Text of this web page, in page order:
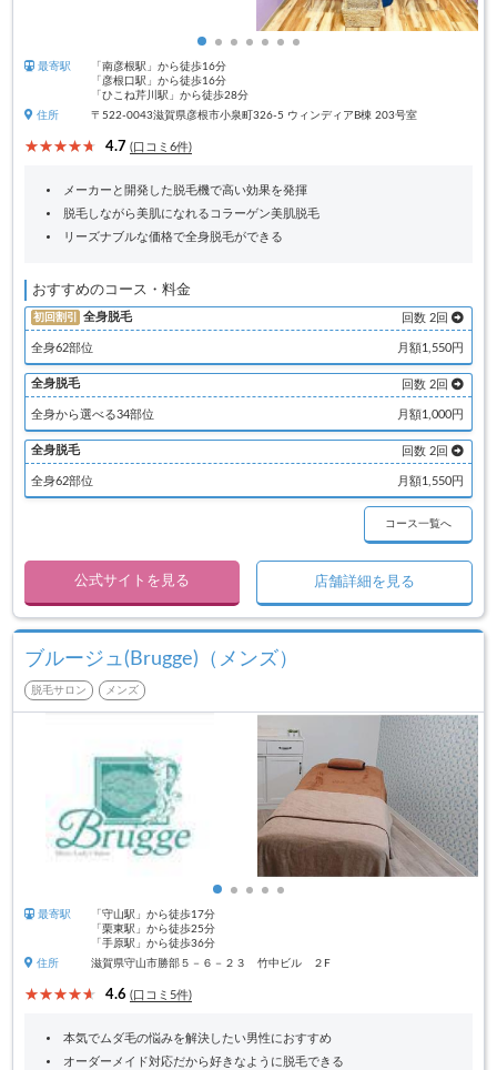
最寄駅
「南彦根駅」から徒歩16分
「彦根口駅」から徒歩16分
「ひこね芹川駅」から徒歩28分
住所
〒522-0043滋賀県彦根市小泉町326-5 ウィンディアB棟 203号室
4.7 (口コミ6件)
メーカーと開発した脱毛機で高い効果を発揮
脱毛しながら美肌になれるコラーゲン美肌脱毛
リーズナブルな価格で全身脱毛ができる
おすすめのコース・料金
初回割引 全身脱毛 回数 2回
全身62部位 月額1,550円
全身脱毛 回数 2回
全身から選べる34部位 月額1,000円
全身脱毛 回数 2回
全身62部位 月額1,550円
コース一覧へ
公式サイトを見る 店舗詳細を見る
ブルージュ(Brugge)（メンズ）
脱毛サロン メンズ
最寄駅
「守山駅」から徒歩17分
「栗東駅」から徒歩25分
「手原駅」から徒歩36分
住所
滋賀県守山市勝部５－６－２３ 竹中ビル ２F
4.6 (口コミ5件)
本気でムダ毛の悩みを解決したい男性におすすめ
オーダーメイド対応だから好きなように脱毛できる